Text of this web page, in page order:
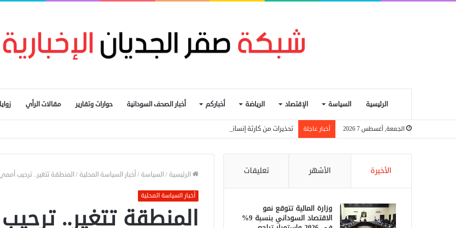
الرئيسية السياسة الإقتصاد الرياضة أخباركم أخبار الصحف السودانية حوارات وتقارير مقالات الرأي
الجمعة, أغسطس 7 2026 أخبار عاجلة تحذيرات من كارثة إنسانية في المالحة بشمال دارفور تهدد أكثر من 270 ألف شخص
الرئيسية /السياسة /أخبار السياسة المحلية /المنطقة تتغير.. ترحيب
أخبار السياسة المحلية
المنطقة تتغير..
الأخيرة الأشهر تعليقات
وزارة المالية تتوقع نمو
الاقتصاد السوداني بنسبة 9%